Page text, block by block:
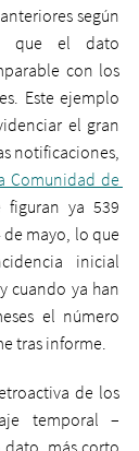
según
que el dato
con los
Este ejemplo
el gran
notificaciones,
Comunidad de
ya 539
de mayo, lo que
inicial
cuando ya han
el número
tras informe.
de los
temporal –
dato, más corto